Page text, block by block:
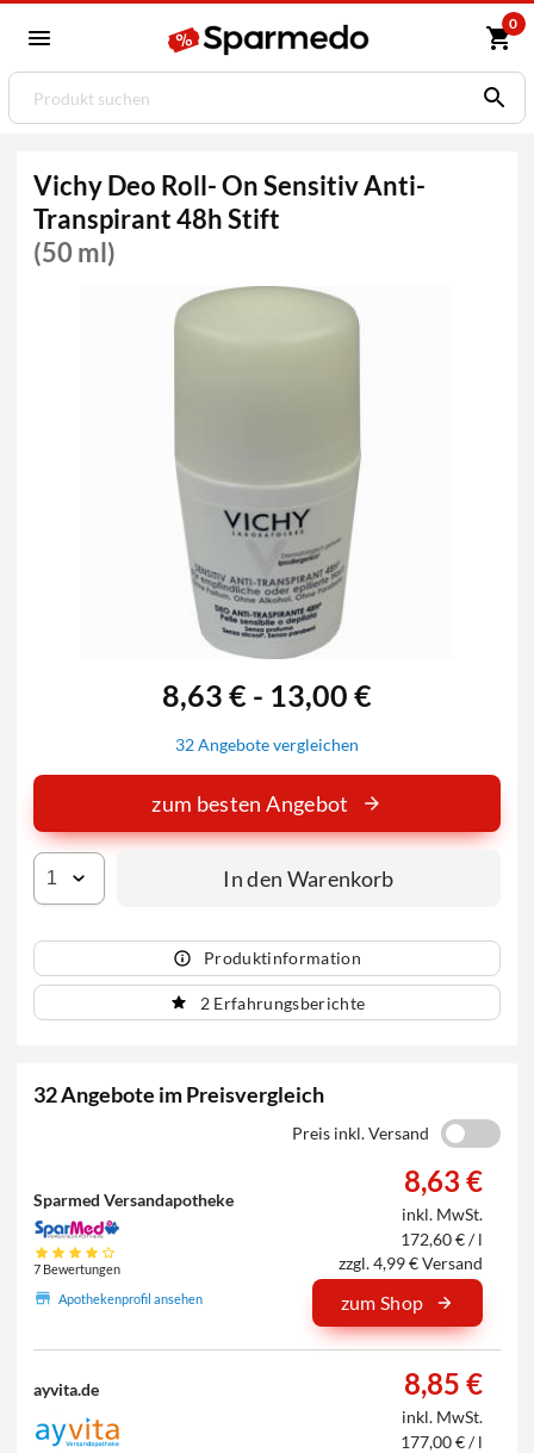
0
Vichy Deo Roll- On Sensitiv Anti-
Transpirant 48h Stift
(50 ml)
Produktinformation
2 Erfahrungsberichte
8,63 € - 13,00 €
32 Angebote vergleichen
zum besten Angebot
In den Warenkorb
32 Angebote im Preisvergleich
Preis inkl. Versand
Sparmed Versandapotheke
7 Bewertungen
Apothekenprofil ansehen
8,63 €
inkl. MwSt.
172,60 € / l
zzgl. 4,99 € Versand
zum Shop
ayvita.de 8,85 €
inkl. MwSt.
177,00 € / l